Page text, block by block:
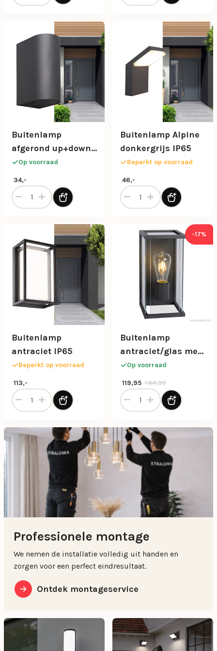
Buitenlamp
afgerond up+down
antra. IP54
Op voorraad
34,-
Buitenlamp afgerond up+down antra. IP54 aantal
Buitenlamp Alpine
donkergrijs IP65
Beperkt op voorraad
46,-
Buitenlamp Alpine
Buitenlamp
antraciet IP65
Beperkt op voorraad
113,-
Buitenlamp antraciet IP65 aantal
-17%
Buitenlamp
antraciet/glas met
bewegingssensor
IP54
Op voorraad
144,95
Oorspronkelijke prijs was:
119,95
Huidige prijs is: 119,95.
Buitenlamp antraciet/glas
Professionele montage
We nemen de installatie volledig uit handen en
zorgen voor een perfect eindresultaat.
Ontdek montageservice